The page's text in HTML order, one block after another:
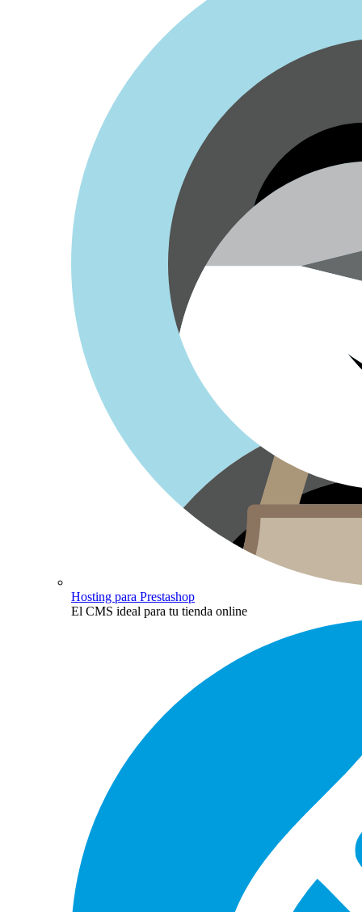
Hosting para Prestashop
El CMS ideal para tu tienda online